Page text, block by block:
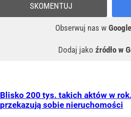
Obserwuj nas w
Dodaj jako źródło w
SKOMENTUJ
Blisko 200 tys. takich aktów w
przekazują sobie nieruchomości